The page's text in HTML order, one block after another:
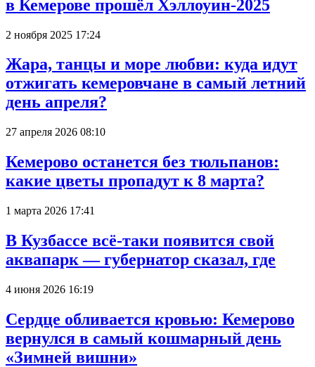
в Кемерове прошёл Хэллоуин-2025
2 ноября 2025 17:24
Жара, танцы и море любви: куда идут
отжигать кемеровчане в самый летний
день апреля?
27 апреля 2026 08:10
Кемерово останется без тюльпанов:
какие цветы пропадут к 8 марта?
1 марта 2026 17:41
В Кузбассе всё-таки появится свой
аквапарк — губернатор сказал, где
4 июня 2026 16:19
Сердце обливается кровью: Кемерово
вернулся в самый кошмарный день
«Зимней вишни»